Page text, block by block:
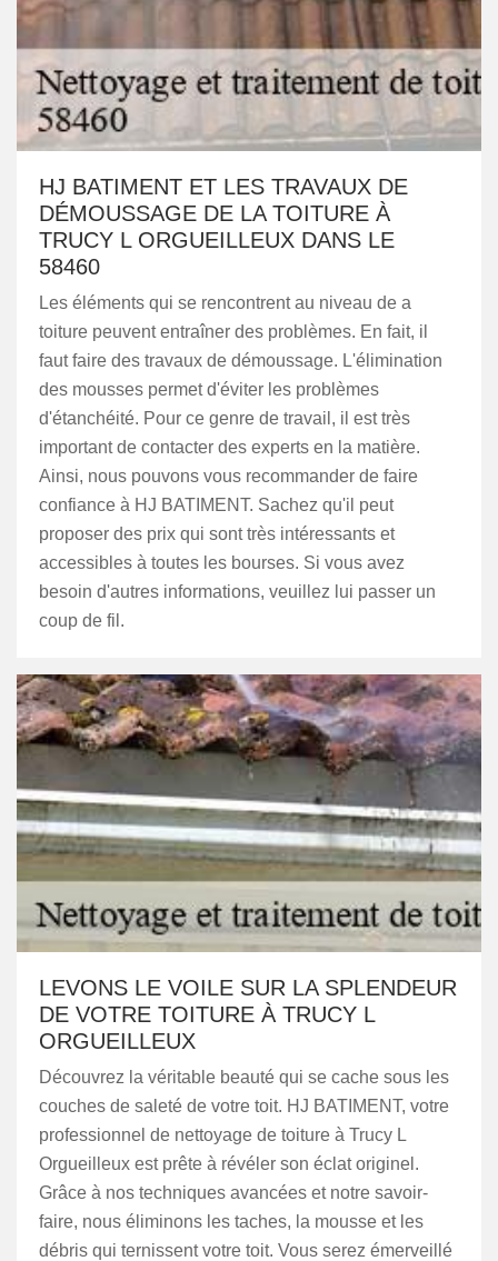
HJ BATIMENT ET LES TRAVAUX DE
DÉMOUSSAGE DE LA TOITURE À
TRUCY L ORGUEILLEUX DANS LE
58460
Les éléments qui se rencontrent au niveau de a
toiture peuvent entraîner des problèmes. En fait, il
faut faire des travaux de démoussage. L'élimination
des mousses permet d'éviter les problèmes
d'étanchéité. Pour ce genre de travail, il est très
important de contacter des experts en la matière.
Ainsi, nous pouvons vous recommander de faire
confiance à HJ BATIMENT. Sachez qu'il peut
proposer des prix qui sont très intéressants et
accessibles à toutes les bourses. Si vous avez
besoin d'autres informations, veuillez lui passer un
coup de fil.
LEVONS LE VOILE SUR LA SPLENDEUR
DE VOTRE TOITURE À TRUCY L
ORGUEILLEUX
Découvrez la véritable beauté qui se cache sous les
couches de saleté de votre toit. HJ BATIMENT, votre
professionnel de nettoyage de toiture à Trucy L
Orgueilleux est prête à révéler son éclat originel.
Grâce à nos techniques avancées et notre savoir-
faire, nous éliminons les taches, la mousse et les
débris qui ternissent votre toit. Vous serez émerveillé